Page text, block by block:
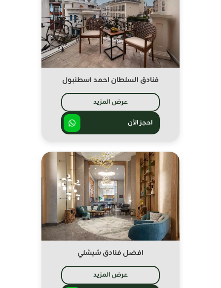
فنادق السلطان احمد اسطنبول
عرض المزيد
احجز الآن
افضل فنادق شيشلي
عرض المزيد